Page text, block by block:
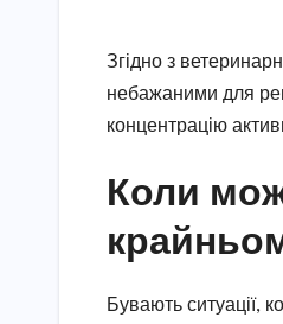
Згідно з
небажаними для
концентрацію
Коли
Бувають ситуації,